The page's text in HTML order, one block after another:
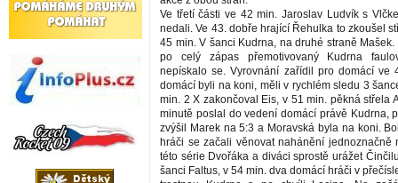
Ve třetí části ve 42 min. Jaroslav Ludvík s
nedali. Ve 43. dobře hrající Řehulka to zkoušel
45 min. V šanci Kudrna, na druhé straně Mašek.
po celý zápas přemotivovaný Kudrna
nepískalo se. Vyrovnání zařídil pro domácí ve
domácí byli na koni, měli v rychlém sledu 3
min. 2 X zakončoval Eis, v 51 min. pěkná střela
minutě poslal do vedení domácí právě Kudrna,
zvýšil Marek na 5:3 a Moravská byla na koni.
hráči se začali věnovat nahánění jednoznačně
této série Dvořáka a diváci sprostě urážet
šanci Faltus, v 54 min. dva domácí hráči v